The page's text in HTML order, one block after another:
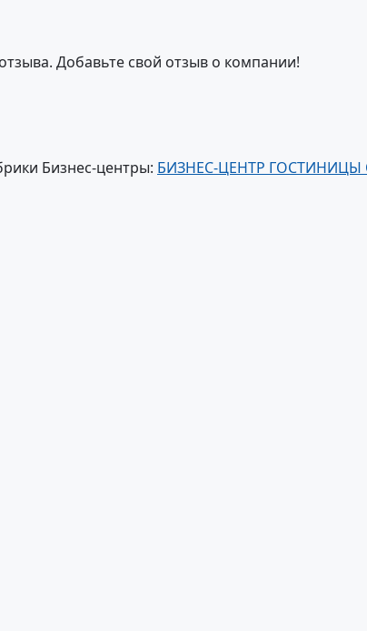
Добавьте свой отзыв о компании!
Бизнес-центры: БИЗНЕС-ЦЕНТР ГОСТИНИЦЫ